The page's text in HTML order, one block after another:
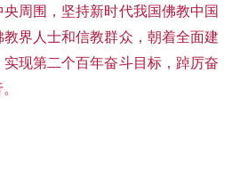
周围，坚持新时代我国佛教中国
界人士和信教群众，朝着全面建
现第二个百年奋斗目标，踔厉奋